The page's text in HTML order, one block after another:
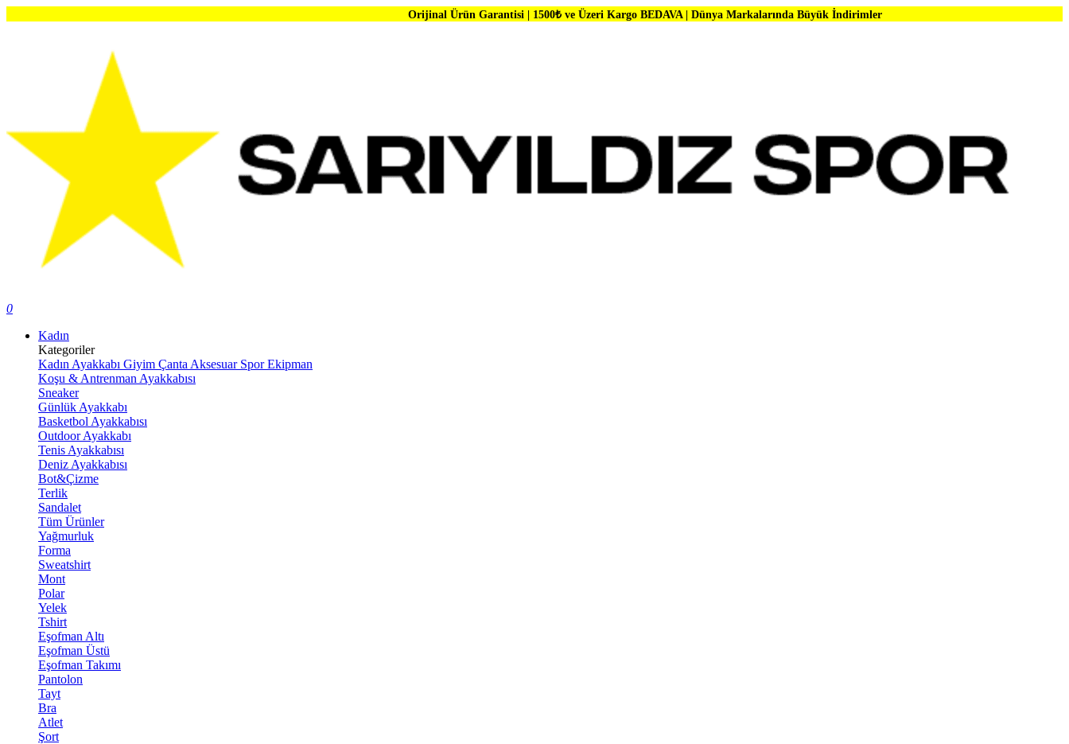
Orijinal Ürün Garantisi | 1500₺ ve Üzeri Kargo BEDAVA | Dünya Markalarında Büyük İndirimler
0
Kadın
Kategoriler
Kadın Ayakkabı Giyim Çanta Aksesuar Spor Ekipman
Koşu & Antrenman Ayakkabısı
Sneaker
Günlük Ayakkabı
Basketbol Ayakkabısı
Outdoor Ayakkabı
Tenis Ayakkabısı
Deniz Ayakkabısı
Bot&Çizme
Terlik
Sandalet
Tüm Ürünler
Yağmurluk
Forma
Sweatshirt
Mont
Polar
Yelek
Tshirt
Eşofman Altı
Eşofman Üstü
Eşofman Takımı
Pantolon
Tayt
Bra
Atlet
Şort